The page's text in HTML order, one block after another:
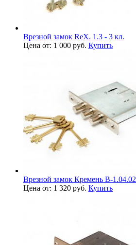
Врезной замок ReX. 1.3 - 3 кл.
Цена от: 1 000 руб. Купить
Врезной замок Кремень В-
Цена от: 1 320 руб. Купить